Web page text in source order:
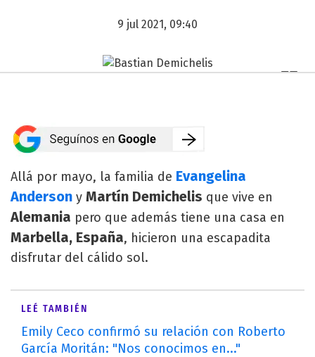
9 jul 2021, 09:40
Allá por mayo, la familia de Evangelina
Anderson y Martín Demichelis que vive en
Alemania pero que además tiene una casa en
Marbella, España, hicieron una escapadita
disfrutar del cálido sol.
LEÉ TAMBIÉN
Emily Ceco confirmó su relación con Roberto
García Moritán: "Nos conocimos en..."